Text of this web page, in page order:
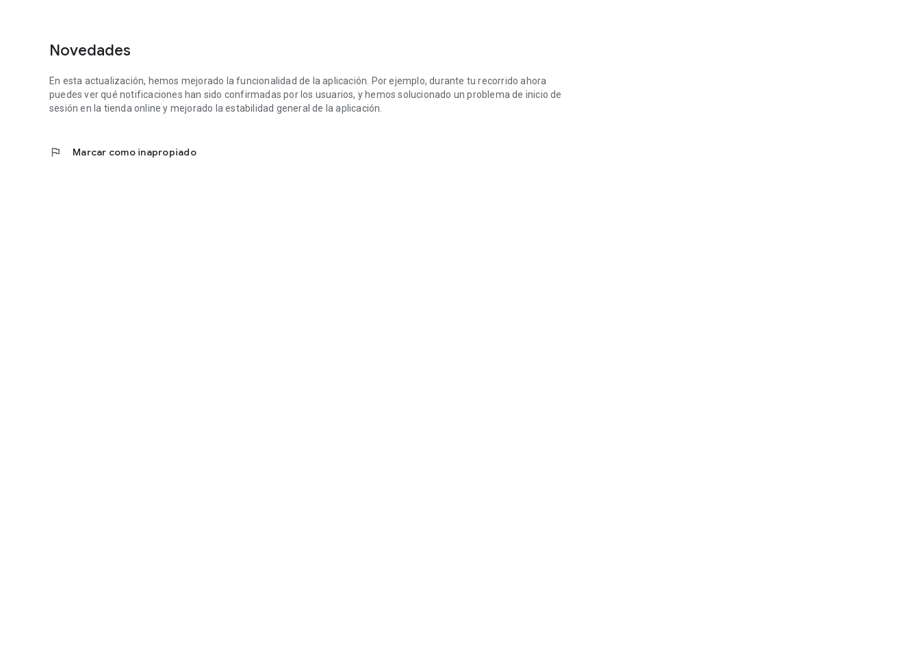
Novedades
En esta actualización, hemos mejorado la funcionalidad de la aplicación. Por ejemplo, durante tu recorrido ahora
puedes ver qué notificaciones han sido confirmadas por los usuarios, y hemos solucionado un problema de inicio de
sesión en la tienda online y mejorado la estabilidad general de la aplicación.
flag Marcar como inapropiado